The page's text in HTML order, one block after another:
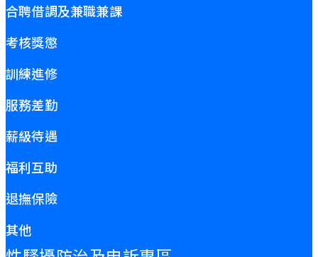
合聘借調及兼職兼課
考核獎懲
訓練進修
服務差勤
薪級待遇
福利互助
退撫保險
其他